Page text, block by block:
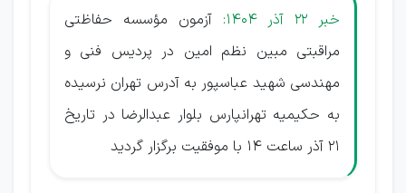
خبر 22 آذر 1404:
آزمون مؤسسه حفاظتی
مراقبتی مبین نظم امین در پردیس فنی و
مهندسی شهید عباسپور به آدرس تهران نرسیده
به حکیمیه تهرانپارس بلوار عبدالرضا در تاریخ
21 آذر ساعت 14 با موفقیت برگزار گردید